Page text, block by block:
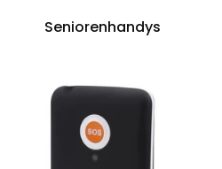
Seniorenhandys